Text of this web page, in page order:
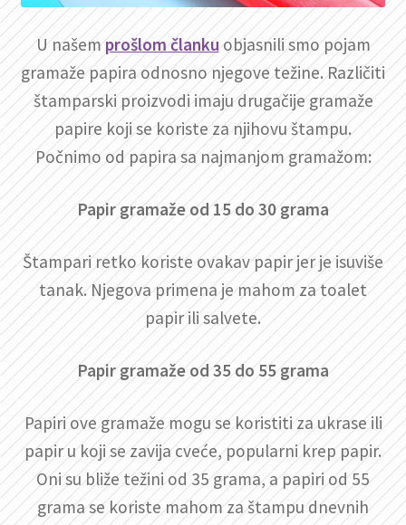
U našemprošlom člankuobjasnili smo pojam
gramaže papira odnosno njegove težine. Različiti
štamparski proizvodi imaju drugačije gramaže
papire koji se koriste za njihovu štampu.
Počnimo od papira sa najmanjom gramažom:
Papir gramaže od 15 do 30 grama
Štampari retko koriste ovakav papir jer je isuviše
tanak. Njegova primena je mahom za toalet
papir ili salvete.
Papir gramaže od 35 do 55 grama
Papiri ove gramaže mogu se koristiti za ukrase ili
papir u koji se zavija cveće, popularni krep papir.
Oni su bliže težini od 35 grama, a papiri od 55
grama se koriste mahom za štampu dnevnih